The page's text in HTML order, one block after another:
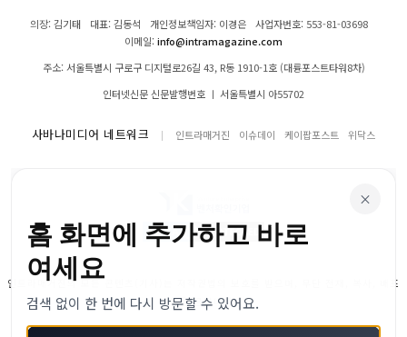
의장: 김기태 대표: 김동석 개인정보책임자: 이경은
사업자번호: 553-81-03698
이메일:info@intramagazine.com
주소: 서울특별시 구로구 디지털로26길 43, R동 1910-1호 (대륭포스트타워8차)
인터넷신문 신문발행번호 ㅣ 서울특별시 아55702
사바나미디어 네트워크 인트라매거진 이슈데이 케이팝포스트 위닥스
인트라매거진의 모든 콘텐츠(기사)는 저작권법의 보호를 받으며, 무단 전재, 복사, 배포
등을 금합니다.
© 2024–2026 인트라매거진. All Rights Reserved
×
홈 화면에 추가하고 바로
여세요
검색 없이 한 번에 다시 방문할 수 있어요.